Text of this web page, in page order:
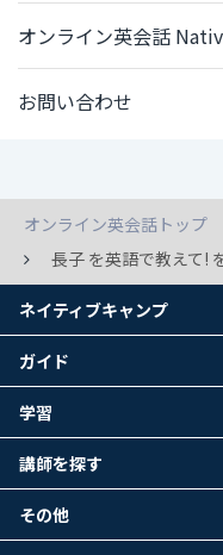
オンライン英会話
お問い合わせ
オンライン英会話トップ
長子 を英語で教えて!
ネイティブキャンプ
ガイド
学習
講師を探す
その他